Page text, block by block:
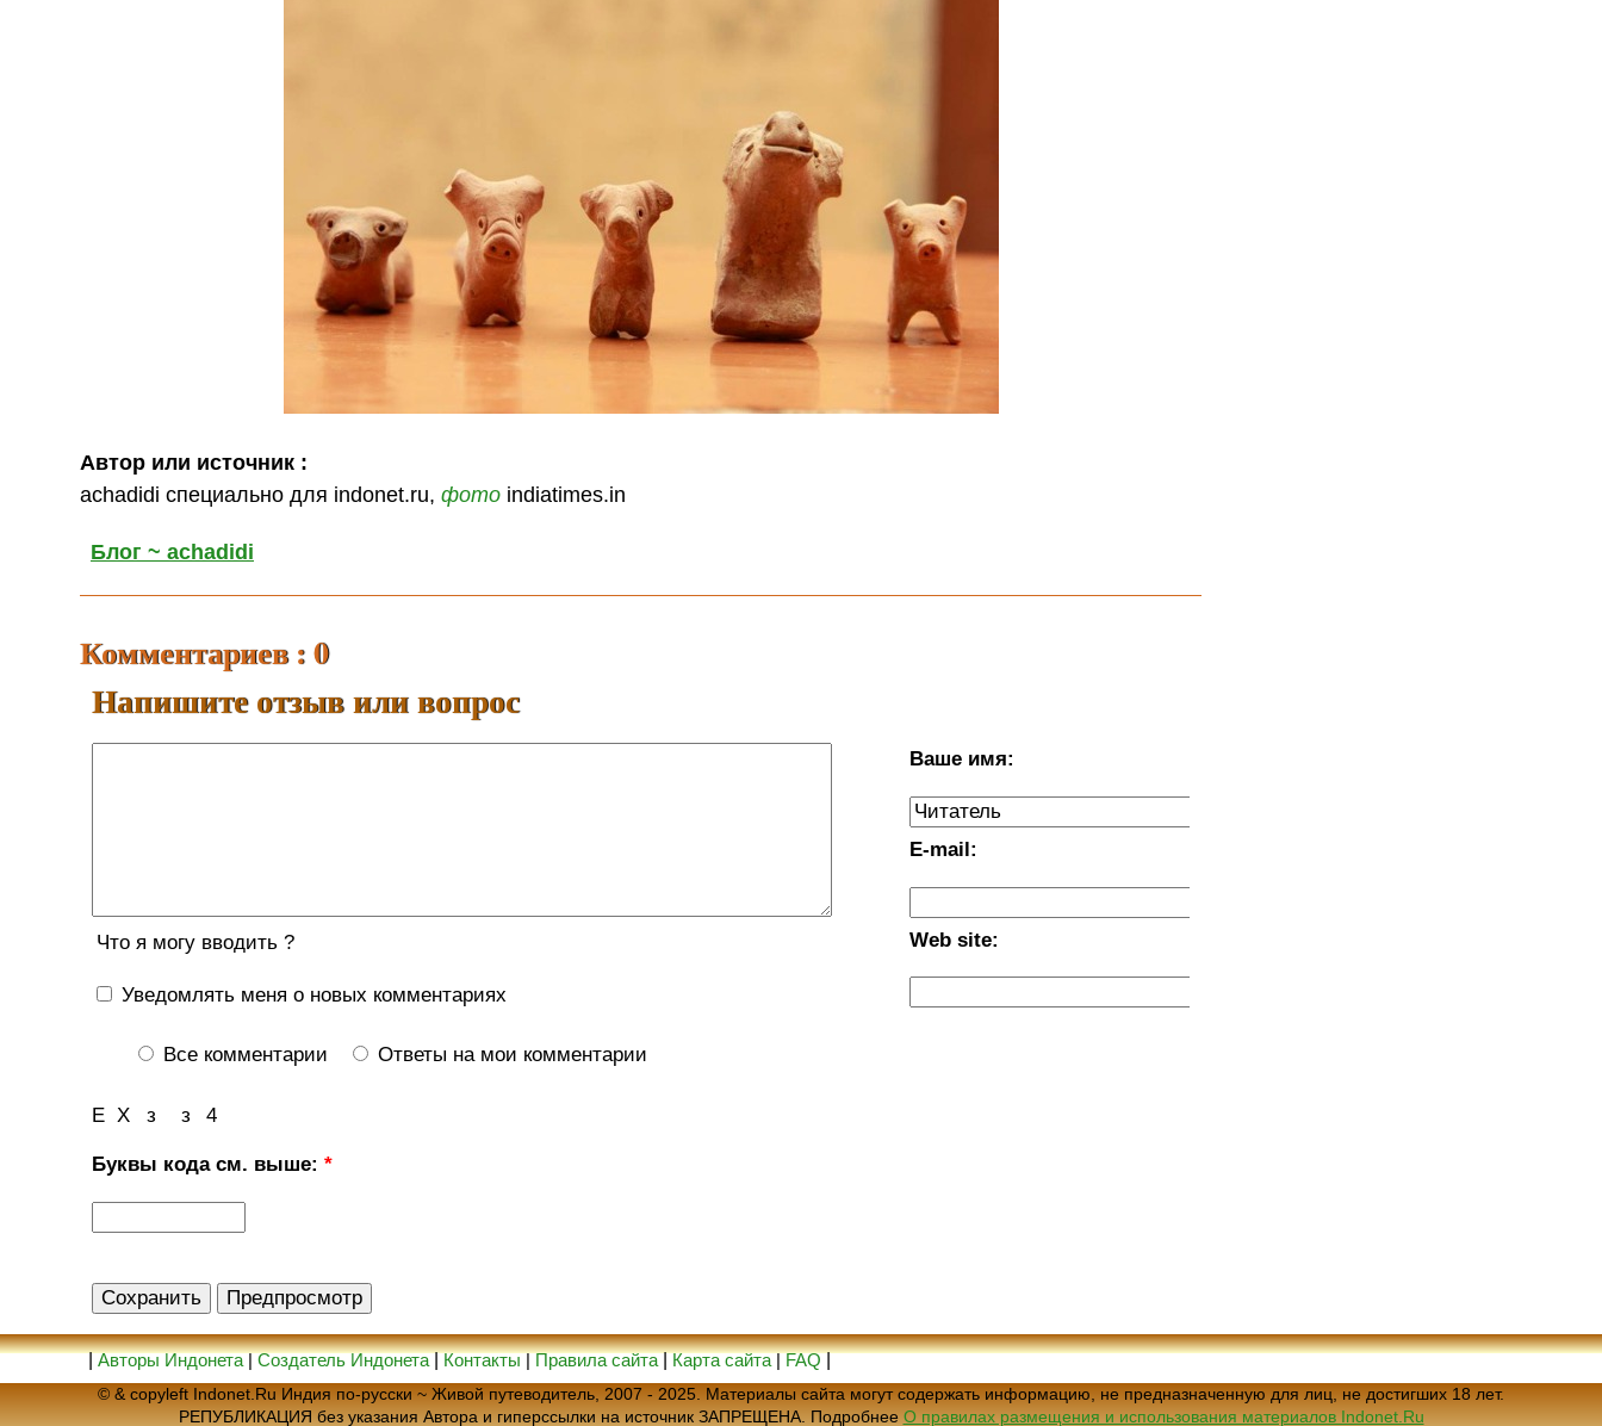
Автор или источник :
achadidi специально для indonet.ru,фото indiatimes.in
Блог ~ achadidi
Комментариев : 0
Напишите отзыв или вопрос
Ваше имя:
E-mail:
Web site:
Что я могу вводить ?
Уведомлять меня о новых комментариях
Все комментарии Ответы на мои комментарии
з 4
Е Х з
Буквы кода см. выше:*
|Авторы Индонета|Создатель Индонета|Контакты|Правила сайта|Карта сайта|FAQ|
© & copyleft Indonet.Ru Индия по-русски ~ Живой путеводитель, 2007 - 2025. Материалы сайта могут содержать информацию, не предназначенную для лиц, не достигших 18 лет.
РЕПУБЛИКАЦИЯ без указания Автора и гиперссылки на источник ЗАПРЕЩЕНА. Подробнее О правилах размещения и использования материалов Indonet.Ru